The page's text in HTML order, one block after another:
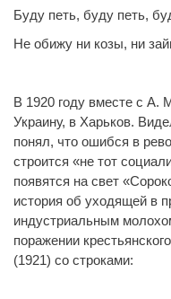
Буду петь, буду петь,
Не обижу ни козы, ни
В 1920 году вместе с А.
Украину, в Харьков.
понял, что ошибся в
строится «не тот
появятся на свет
история об уходящей в
индустриальным
поражении
(1921) со строками: